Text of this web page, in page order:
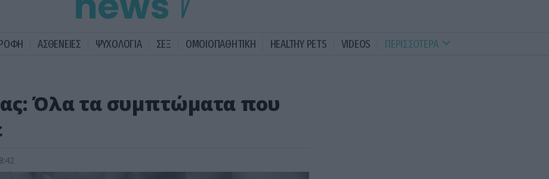
ΑΣΘΕΝΕΙΕΣ ΨΥΧΟΛΟΓΙΑ ΣΕΞ ΟΜΟΙΟΠΑΘΗΤΙΚΗ HEALTHY PETS VIDEOS ΠΕΡΙΣΣΟΤΕΡΑ
Όλα τα συμπτώματα που